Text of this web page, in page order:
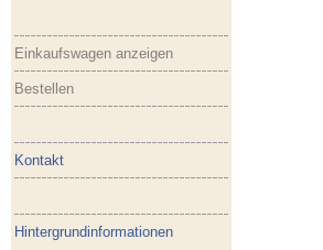
Einkaufswagen anzeigen
Bestellen
Kontakt
Hintergrundinformationen